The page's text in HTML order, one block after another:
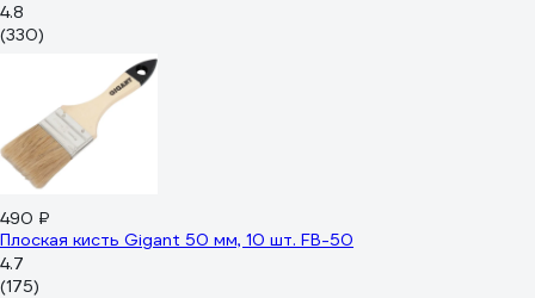
4.8
(330)
490 ₽
Плоская кисть Gigant 50 мм, 10 шт. FB-50
4.7
(175)